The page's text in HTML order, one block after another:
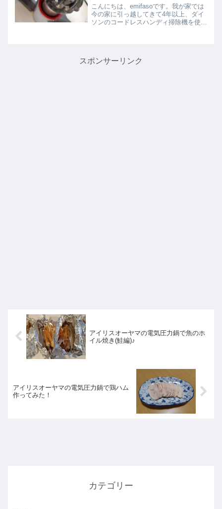
こんにちは、emifasoです。我が家では
今の家に引っ越してきて4年以上、ダイ
ソンのコードレスハンディ掃除機を使っ
スポンサーリンク
アイリスオーヤマの電気圧力鍋で魚のホ
イル焼き(鮭編)♪
アイリスオーヤマの電気圧力鍋で鶏ハム
作ってみた！
カテゴリー